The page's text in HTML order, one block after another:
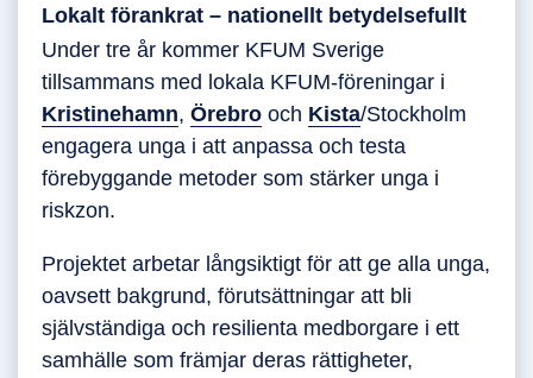
Lokalt förankrat – nationellt betydelsefullt
Under tre år kommer KFUM Sverige
tillsammans med lokala KFUM-föreningar i
Kristinehamn, Örebro och Kista/Stockholm
engagera unga i att anpassa och testa
förebyggande metoder som stärker unga i
riskzon.
Projektet arbetar långsiktigt för att ge alla unga,
oavsett bakgrund, förutsättningar att bli
självständiga och resilienta medborgare i ett
samhälle som främjar deras rättigheter,